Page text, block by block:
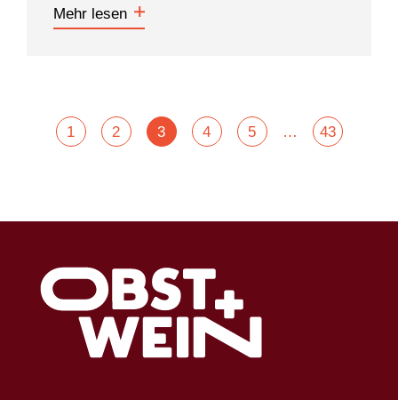
Mehr lesen
POSTS
1 2 3 4 5 … 43